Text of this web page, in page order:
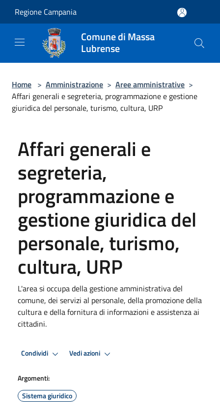
Regione Campania
Comune di Massa
Lubrense
Home > Amministrazione > Aree amministrative >
Affari generali e segreteria, programmazione e gestione
giuridica del personale, turismo, cultura, URP
Affari generali e
segreteria,
programmazione e
gestione giuridica del
personale, turismo,
cultura, URP
L'area si occupa della gestione amministrativa del
comune, dei servizi al personale, della promozione della
cultura e della fornitura di informazioni e assistenza ai
cittadini.
Condividi Vedi azioni
Argomenti:
Sistema giuridico